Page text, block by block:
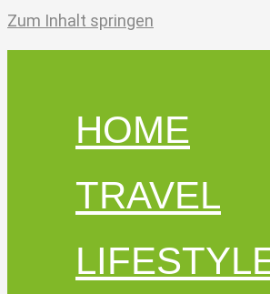
Zum Inhalt springen
HOME
TRAVEL